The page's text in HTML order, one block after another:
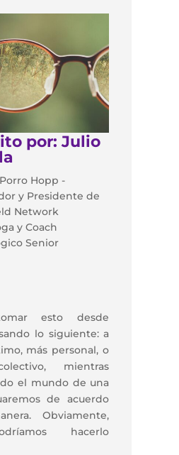
por: Julio
Hopp -
y Presidente de
Network
y Coach
Senior
esto desde
lo siguiente: a
más personal, o
mientras
el mundo de una
de acuerdo
Obviamente,
hacerlo